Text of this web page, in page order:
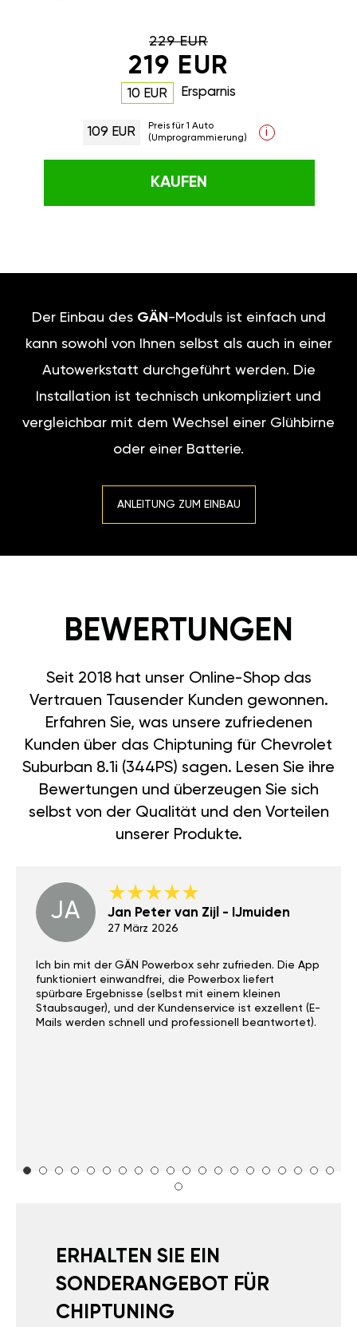
229 EUR
219 EUR
10 EUR Ersparnis
109 EUR
Preis für 1 Auto
(Umprogrammierung)
i
KAUFEN
Der Einbau des GÄN -Moduls ist einfach und
kann sowohl von Ihnen selbst als auch in einer
Autowerkstatt durchgeführt werden. Die
Installation ist technisch unkompliziert und
vergleichbar mit dem Wechsel einer Glühbirne
oder einer Batterie.
ANLEITUNG ZUM EINBAU
BEWERTUNGEN
Seit 2018 hat unser Online-Shop das
Vertrauen Tausender Kunden gewonnen.
Erfahren Sie, was unsere zufriedenen
Kunden über das Chiptuning für Chevrolet
Suburban 8.1i (344PS) sagen. Lesen Sie ihre
Bewertungen und überzeugen Sie sich
selbst von der Qualität und den Vorteilen
unserer Produkte.
JA Jan Peter van Zijl - IJmuiden
27 März 2026
Ich bin mit der GÄN Powerbox sehr zufrieden. Die App
funktioniert einwandfrei, die Powerbox liefert
spürbare Ergebnisse (selbst mit einem kleinen
Staubsauger), und der Kundenservice ist exzellent (E-
Mails werden schnell und professionell beantwortet).
ERHALTEN SIE EIN
SONDERANGEBOT FÜR
CHIPTUNING